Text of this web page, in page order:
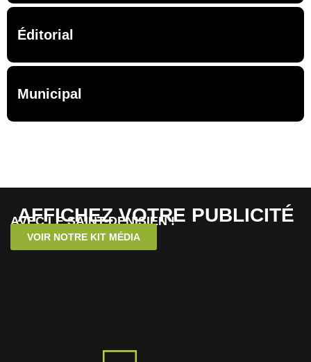
Éditorial
Municipal
AFFICHEZ VOTRE PUBLICITÉ
AVEC LE SAINT-DENISIEN !
VOIR NOTRE KIT MÉDIA